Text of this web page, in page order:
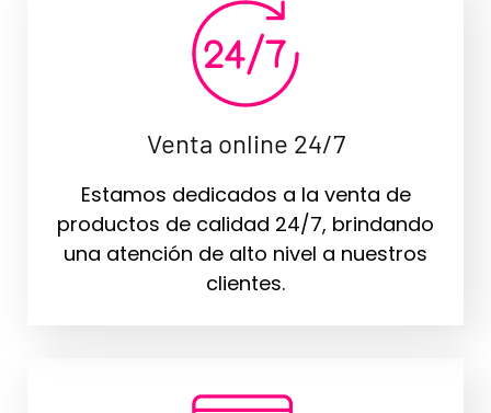
Venta online 24/7
Estamos dedicados a la venta de
productos de calidad 24/7, brindando
una atención de alto nivel a nuestros
clientes.